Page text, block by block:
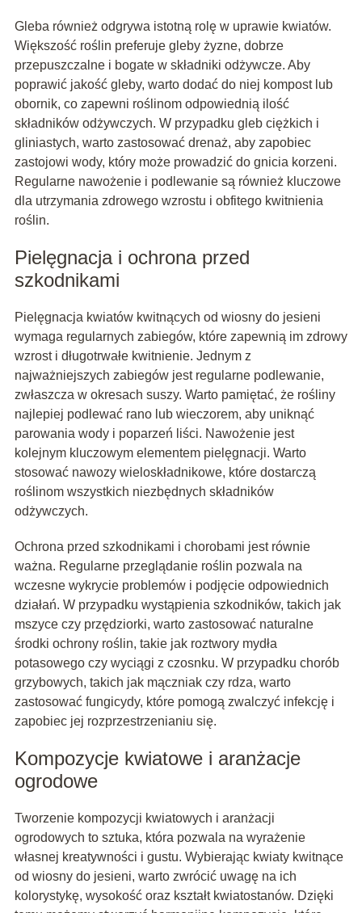
Gleba również odgrywa istotną rolę w uprawie kwiatów.
Większość roślin preferuje gleby żyzne, dobrze
przepuszczalne i bogate w składniki odżywcze. Aby
poprawić jakość gleby, warto dodać do niej kompost lub
obornik, co zapewni roślinom odpowiednią ilość
składników odżywczych. W przypadku gleb ciężkich i
gliniastych, warto zastosować drenaż, aby zapobiec
zastojowi wody, który może prowadzić do gnicia korzeni.
Regularne nawożenie i podlewanie są również kluczowe
dla utrzymania zdrowego wzrostu i obfitego kwitnienia
roślin.
Pielęgnacja i ochrona przed
szkodnikami
Pielęgnacja kwiatów kwitnących od wiosny do jesieni
wymaga regularnych zabiegów, które zapewnią im zdrowy
wzrost i długotrwałe kwitnienie. Jednym z
najważniejszych zabiegów jest regularne podlewanie,
zwłaszcza w okresach suszy. Warto pamiętać, że rośliny
najlepiej podlewać rano lub wieczorem, aby uniknąć
parowania wody i poparzeń liści. Nawożenie jest
kolejnym kluczowym elementem pielęgnacji. Warto
stosować nawozy wieloskładnikowe, które dostarczą
roślinom wszystkich niezbędnych składników
odżywczych.
Ochrona przed szkodnikami i chorobami jest równie
ważna. Regularne przeglądanie roślin pozwala na
wczesne wykrycie problemów i podjęcie odpowiednich
działań. W przypadku wystąpienia szkodników, takich jak
mszyce czy przędziorki, warto zastosować naturalne
środki ochrony roślin, takie jak roztwory mydła
potasowego czy wyciągi z czosnku. W przypadku chorób
grzybowych, takich jak mączniak czy rdza, warto
zastosować fungicydy, które pomogą zwalczyć infekcję i
zapobiec jej rozprzestrzenianiu się.
Kompozycje kwiatowe i aranżacje
ogrodowe
Tworzenie kompozycji kwiatowych i aranżacji
ogrodowych to sztuka, która pozwala na wyrażenie
własnej kreatywności i gustu. Wybierając kwiaty kwitnące
od wiosny do jesieni, warto zwrócić uwagę na ich
kolorystykę, wysokość oraz kształt kwiatostanów. Dzięki